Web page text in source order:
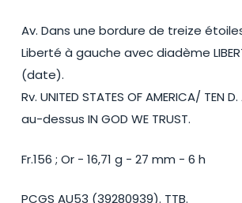
Av. Dans une bordure de treize
Liberté à gauche avec diadème
(date).
Rv. UNITED STATES OF AMERICA/ TEN
au-dessus IN GOD WE TRUST.
Fr.156 ; Or - 16,71 g - 27 mm - 6 h
PCGS AU53 (39280939). TTB.